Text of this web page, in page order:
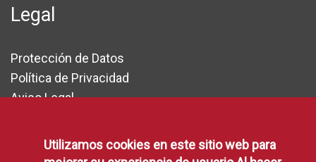
Legal
Protección de Datos
Política de Privacidad
Aviso Legal
Declaración de Accesibilidad
Política de Cookies
Utilizamos cookies en este sitio web para